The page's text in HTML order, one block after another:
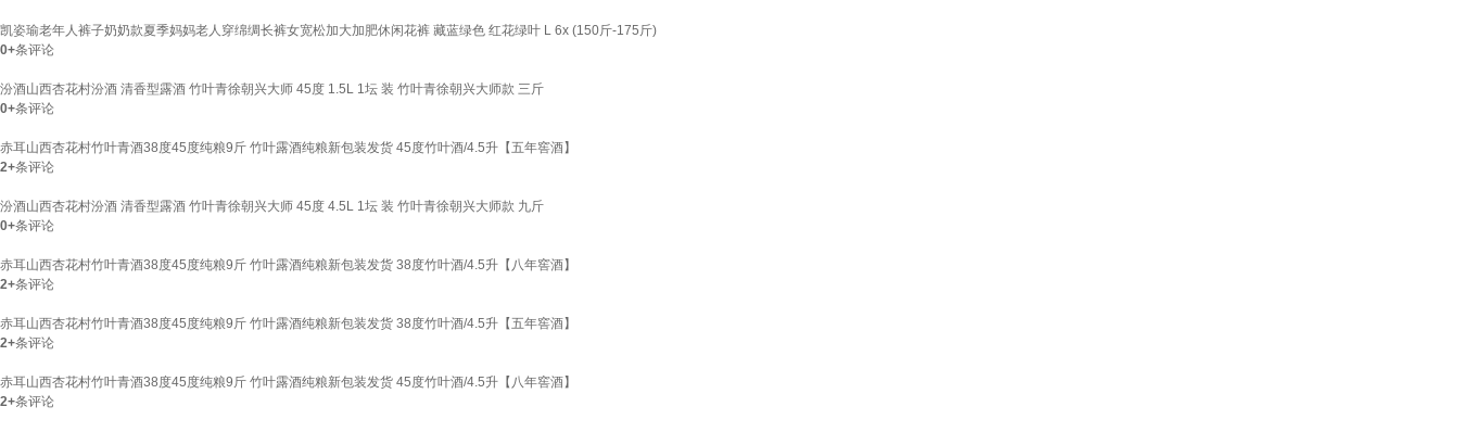
凯姿瑜老年人裤子奶奶款夏季妈妈老人穿绵绸长裤女宽松加大加肥休闲花裤 藏蓝绿色 红花绿叶 L 6x (150斤-175斤)
0+条评论
汾酒山西杏花村汾酒 清香型露酒 竹叶青徐朝兴大师 45度 1.5L 1坛 装 竹叶青徐朝兴大师款 三斤
0+条评论
赤耳山西杏花村竹叶青酒38度45度纯粮9斤 竹叶露酒纯粮新包装发货 45度竹叶酒/4.5升【五年窖酒】
2+条评论
汾酒山西杏花村汾酒 清香型露酒 竹叶青徐朝兴大师 45度 4.5L 1坛 装 竹叶青徐朝兴大师款 九斤
0+条评论
赤耳山西杏花村竹叶青酒38度45度纯粮9斤 竹叶露酒纯粮新包装发货 38度竹叶酒/4.5升【八年窖酒】
2+条评论
赤耳山西杏花村竹叶青酒38度45度纯粮9斤 竹叶露酒纯粮新包装发货 38度竹叶酒/4.5升【五年窖酒】
2+条评论
赤耳山西杏花村竹叶青酒38度45度纯粮9斤 竹叶露酒纯粮新包装发货 45度竹叶酒/4.5升【八年窖酒】
2+条评论